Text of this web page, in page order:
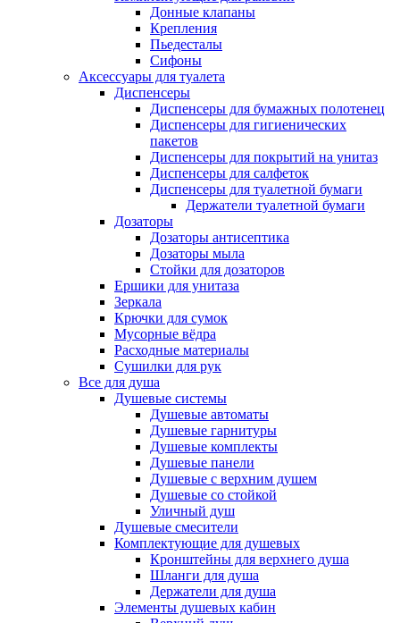
Донные клапаны
Крепления
Пьедесталы
Сифоны
Аксессуары для туалета
Диспенсеры
Диспенсеры для бумажных полотенец
Диспенсеры для гигиенических
пакетов
Диспенсеры для покрытий на унитаз
Диспенсеры для салфеток
Диспенсеры для туалетной бумаги
Держатели туалетной бумаги
Дозаторы
Дозаторы антисептика
Дозаторы мыла
Стойки для дозаторов
Ершики для унитаза
Зеркала
Крючки для сумок
Мусорные вёдра
Расходные материалы
Сушилки для рук
Все для душа
Душевые системы
Душевые автоматы
Душевые гарнитуры
Душевые комплекты
Душевые панели
Душевые с верхним душем
Душевые со стойкой
Уличный душ
Душевые смесители
Комплектующие для душевых
Кронштейны для верхнего душа
Шланги для душа
Держатели для душа
Элементы душевых кабин